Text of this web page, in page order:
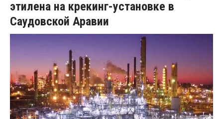
этилена на крекинг-установке в
Саудовской Аравии